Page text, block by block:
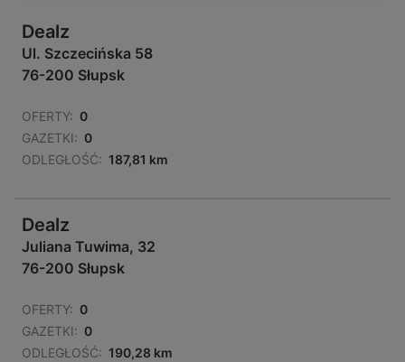
Dealz
Ul. Szczecińska 58
76-200 Słupsk
OFERTY: 0
GAZETKI: 0
ODLEGŁOŚĆ: 187,81 km
Dealz
Juliana Tuwima, 32
76-200 Słupsk
OFERTY: 0
GAZETKI: 0
ODLEGŁOŚĆ: 190,28 km